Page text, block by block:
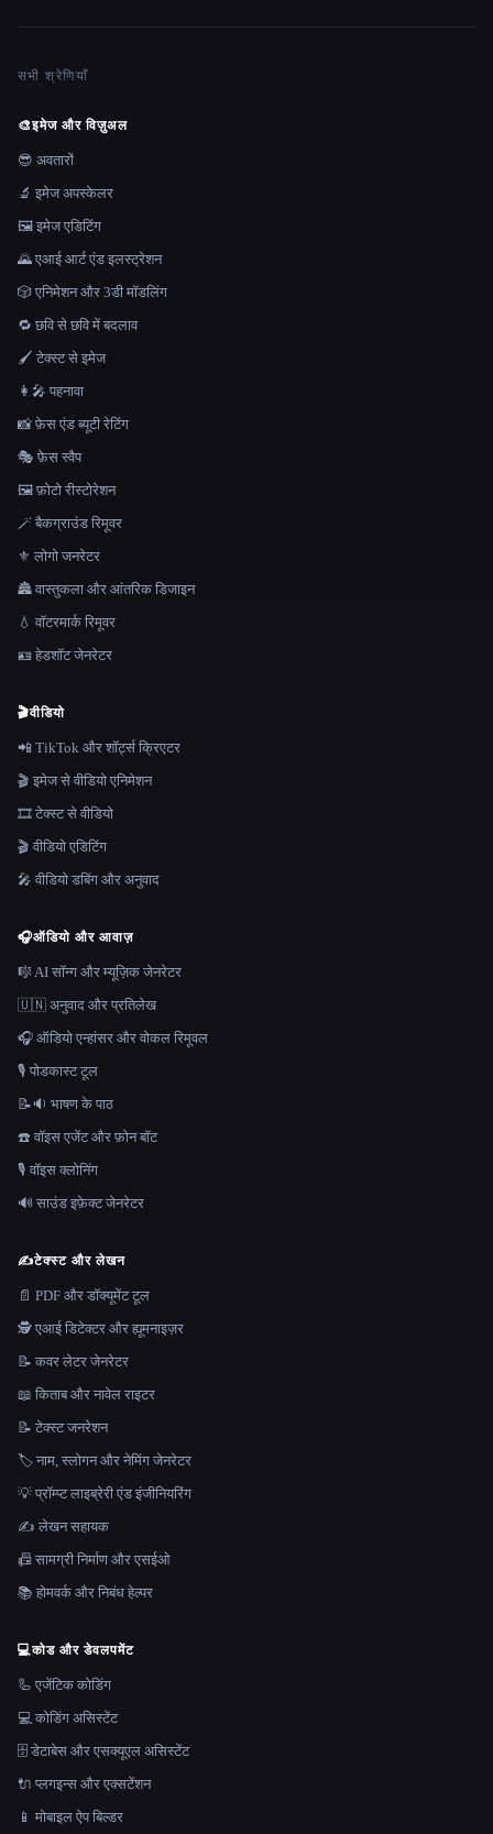
सभी श्रेणियाँ
🎨इमेज और विज़ुअल
😎 अवतारों
🔬 इमेज अपस्केलर
🖼️ इमेज एडिटिंग
🌄 एआई आर्ट एंड इलस्ट्रेशन
🎲 एनिमेशन और 3डी मॉडलिंग
🔁 छवि से छवि में बदलाव
🖌️ टेक्स्ट से इमेज
👩‍🎤 पहनावा
📸 फ़ेस एंड ब्यूटी रेटिंग
🎭 फ़ेस स्वैप
🖼️ फ़ोटो रीस्टोरेशन
🪄 बैकग्राउंड रिमूवर
⚜️ लोगो जनरेटर
🏯 वास्तुकला और आंतरिक डिजाइन
💧 वॉटरमार्क रिमूवर
🪪 हेडशॉट जेनरेटर
🎬वीडियो
📲 TikTok और शॉर्ट्स क्रिएटर
🎬 इमेज से वीडियो एनिमेशन
🎞️ टेक्स्ट से वीडियो
🎬 वीडियो एडिटिंग
🎤 वीडियो डबिंग और अनुवाद
🎧ऑडियो और आवाज़
🎼 AI सॉन्ग और म्यूज़िक जेनरेटर
🇺🇳 अनुवाद और प्रतिलेख
🎧 ऑडियो एन्हांसर और वोकल रिमूवल
🎙️ पोडकास्ट टूल
📝🔉 भाषण के पाठ
☎️ वॉइस एजेंट और फ़ोन बॉट
🎙️ वॉइस क्लोनिंग
🔊 साउंड इफ़ेक्ट जेनरेटर
✍️टेक्स्ट और लेखन
📄 PDF और डॉक्यूमेंट टूल
🕵️ एआई डिटेक्टर और ह्यूमनाइज़र
📝 कवर लेटर जेनरेटर
📖 किताब और नावेल राइटर
📝 टेक्स्ट जनरेशन
🏷️ नाम, स्लोगन और नेमिंग जेनरेटर
💡 प्रॉम्प्ट लाइब्रेरी एंड इंजीनियरिंग
✍️ लेखन सहायक
📠 सामग्री निर्माण और एसईओ
📚 होमवर्क और निबंध हेल्पर
💻कोड और डेवलपमेंट
🦾 एजेंटिक कोडिंग
💻 कोडिंग असिस्टेंट
🗄️ डेटाबेस और एसक्यूएल असिस्टेंट
🔌 प्लगइन्स और एक्सटेंशन
📱 मोबाइल ऐप बिल्डर